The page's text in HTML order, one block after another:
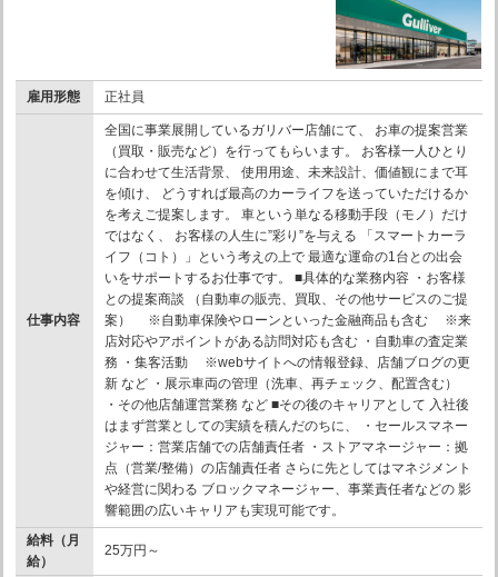
雇用形態 正社員
仕事内容
全国に事業展開しているガリバー店舗にて、 お車の提案営業
（買取・販売など）を行ってもらいます。 お客様一人ひとり
に合わせて生活背景、 使用用途、未来設計、価値観にまで耳
を傾け、 どうすれば最高のカーライフを送っていただけるか
を考えご提案します。 車という単なる移動手段（モノ）だけ
ではなく、 お客様の人生に”彩り”を与える 「スマートカーラ
イフ（コト）」という考えの上で 最適な運命の1台との出会
いをサポートするお仕事です。 ■具体的な業務内容 ・お客様
との提案商談 （自動車の販売、買取、その他サービスのご提
案） ※自動車保険やローンといった金融商品も含む ※来
店対応やアポイントがある訪問対応も含む ・自動車の査定業
務 ・集客活動 ※webサイトへの情報登録、店舗ブログの更
新 など ・展示車両の管理（洗車、再チェック、配置含む）
・その他店舗運営業務 など ■その後のキャリアとして 入社後
はまず営業としての実績を積んだのちに、 ・セールスマネー
ジャー：営業店舗での店舗責任者 ・ストアマネージャー：拠
点（営業/整備）の店舗責任者 さらに先としてはマネジメント
や経営に関わる ブロックマネージャー、事業責任者などの 影
響範囲の広いキャリアも実現可能です。
給料（月
給）
25万円～